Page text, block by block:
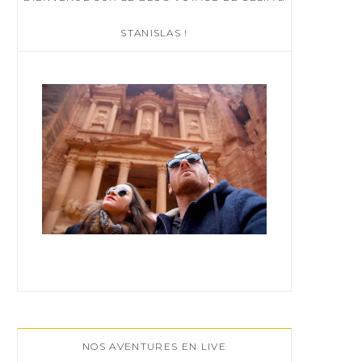
:
STANISLAS !
NOS AVENTURES EN LIVE